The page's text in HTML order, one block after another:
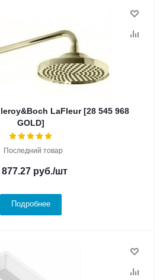
LaFleur [28 545 968
GOLD]
Последний товар
877.27 руб./шт
Подробнее